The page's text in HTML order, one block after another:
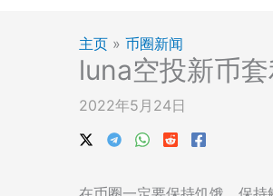
主页 » 币圈新闻
luna空投新币套
2022年5月24日